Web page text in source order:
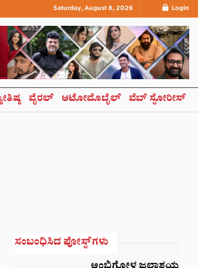
Saturday, August 8, 2026 Login
ವೈರಲ್ ಆಟೋಮೊಬೈಲ್ ವೆಬ್ ಸ್ಟೋರೀಸ್
ಸಂಬಂಧಿಸಿದ ಪೋಸ್ಟ್‌ಗಳು